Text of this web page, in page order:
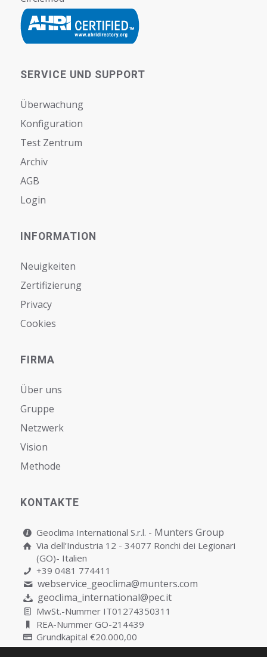
SERVICE UND SUPPORT
Überwachung
Konfiguration
Test Zentrum
Archiv
AGB
Login
INFORMATION
Neuigkeiten
Zertifizierung
Privacy
Cookies
FIRMA
Über uns
Gruppe
Netzwerk
Vision
Мethode
KONTAKTE
Geoclima International S.r.l. - Munters Group
Via dell’Industria 12 - 34077 Ronchi dei Legionari
(GO)- Italien
+39 0481 774411
webservice_geoclima@munters.com
geoclima_international@pec.it
MwSt.-Nummer IT01274350311
REA-Nummer GO-214439
Grundkapital €20.000,00